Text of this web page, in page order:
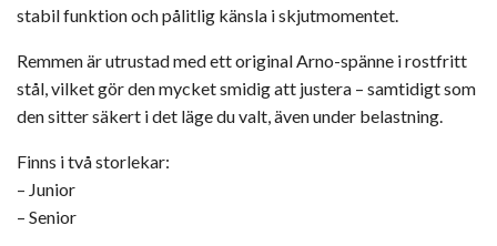
stabil funktion och pålitlig känsla i skjutmomentet.
Remmen är utrustad med ett original Arno-spänne i rostfritt
stål, vilket gör den mycket smidig att justera – samtidigt som
den sitter säkert i det läge du valt, även under belastning.
Finns i två storlekar:
– Junior
– Senior